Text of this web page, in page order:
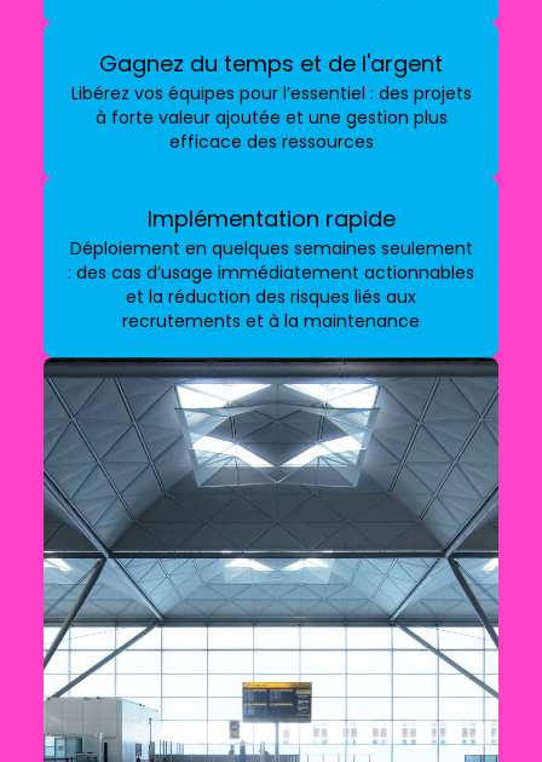
Gagnez du temps et de l'argent
Libérez vos équipes pour l’essentiel : des projets
à forte valeur ajoutée et une gestion plus
efficace des ressources
Implémentation rapide
Déploiement en quelques semaines seulement
: des cas d’usage immédiatement actionnables
et la réduction des risques liés aux
recrutements et à la maintenance